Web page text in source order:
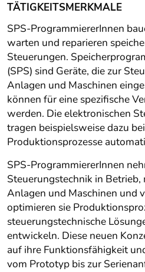
TÄTIGKEITSMERKMALE
SPS-ProgrammiererInnen
warten und reparieren
Steuerungen.
(SPS) sind Geräte, die zur
Anlagen und Maschinen
können für eine spezifische
werden. Die elektronischen
tragen beispielsweise dazu
Produktionsprozesse
SPS-ProgrammiererInnen
Steuerungstechnik in Betrieb,
Anlagen und Maschinen und
optimieren sie
steuerungstechnische
entwickeln. Diese neuen
auf ihre Funktionsfähigkeit
vom Prototyp bis zur